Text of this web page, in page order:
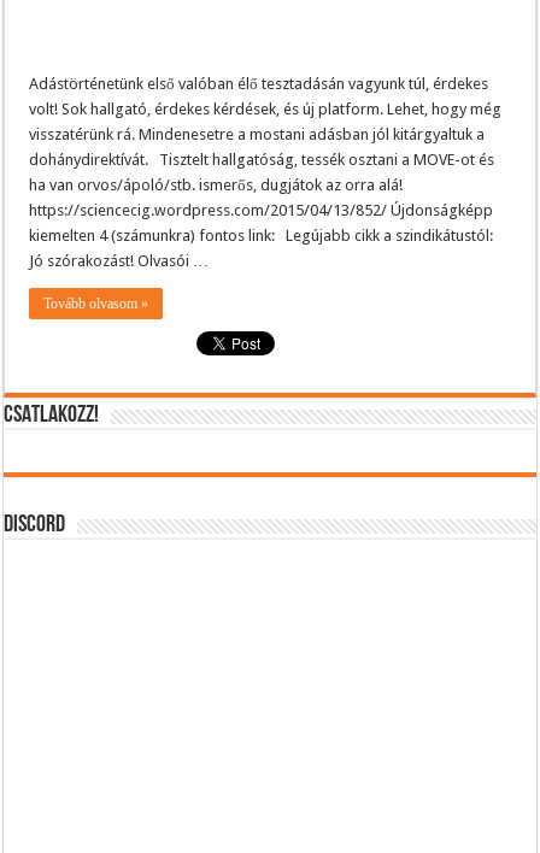
Adástörténetünk első valóban élő tesztadásán vagyunk túl, érdekes
volt! Sok hallgató, érdekes kérdések, és új platform. Lehet, hogy még
visszatérünk rá. Mindenesetre a mostani adásban jól kitárgyaltuk a
dohánydirektívát. Tisztelt hallgatóság, tessék osztani a MOVE-ot és
ha van orvos/ápoló/stb. ismerős, dugjátok az orra alá!
https://sciencecig.wordpress.com/2015/04/13/852/ Újdonságképp
kiemelten 4 (számunkra) fontos link: Legújabb cikk a szindikátustól:
Jó szórakozást! Olvasói …
Tovább olvasom »
CSATLAKOZZ!
DISCORD